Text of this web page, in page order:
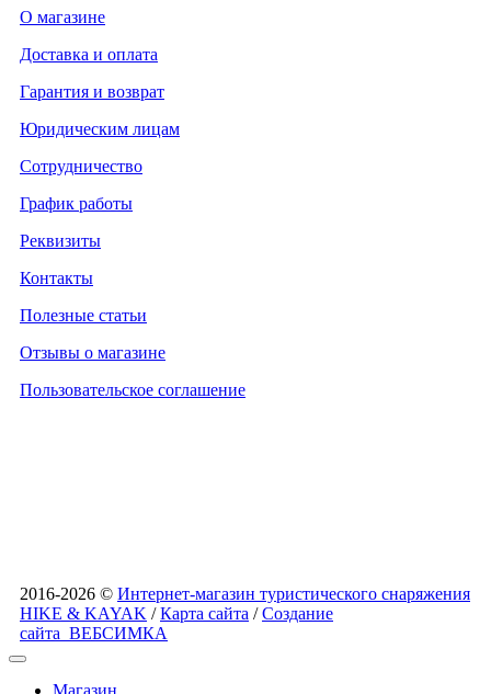
О магазине
Доставка и оплата
Гарантия и возврат
Юридическим лицам
Сотрудничество
График работы
Реквизиты
Контакты
Полезные статьи
Отзывы о магазине
Пользовательское соглашение
2016-2026 © Интернет-магазин туристического снаряжения
HIKE & KAYAK /Карта сайта /Создание
сайта ВЕБСИМКА
Магазин